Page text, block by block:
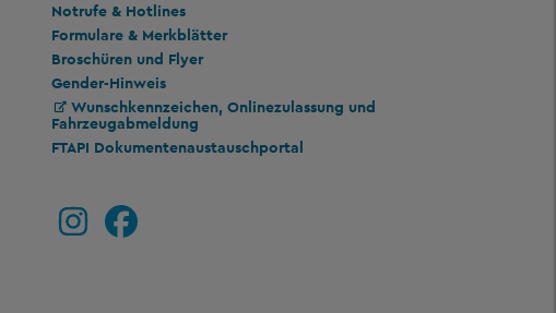
Notrufe & Hotlines
Formulare & Merkblätter
Broschüren und Flyer
Gender-Hinweis
Wunschkennzeichen, Onlinezulassung und
Fahrzeugabmeldung
FTAPI Dokumentenaustauschportal